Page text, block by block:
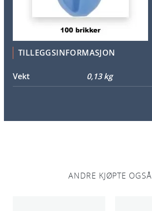
TILLEGGSINFORMASJON
Vekt 0,13 kg
ANDRE KJØPTE OGSÅ